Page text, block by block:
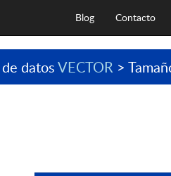
Contacto
Blog
datosVECTOR >